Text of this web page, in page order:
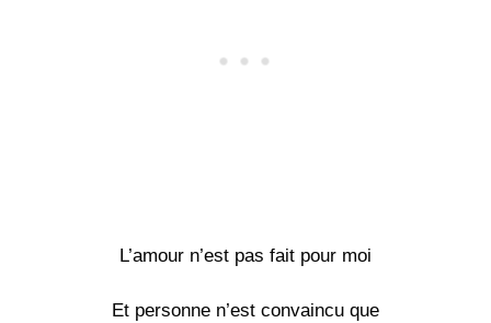
L’amour n’est pas fait pour moi
Et personne n’est convaincu que